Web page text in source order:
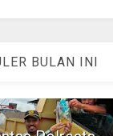
BULAN INI